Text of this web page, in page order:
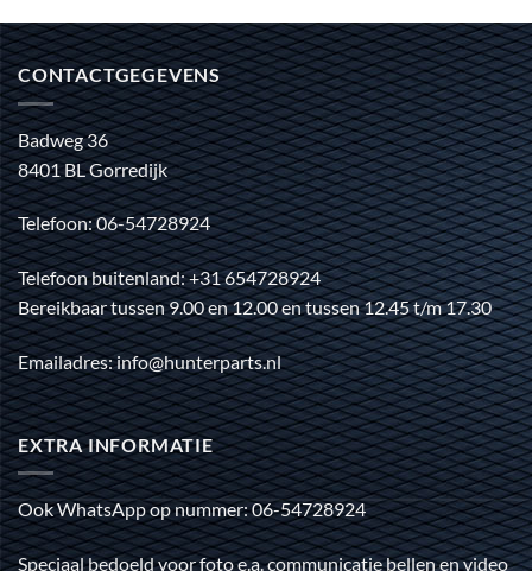
CONTACTGEGEVENS
Badweg 36
8401 BL Gorredijk
Telefoon: 06-54728924
Telefoon buitenland: +31 654728924
Bereikbaar tussen 9.00 en 12.00 en tussen 12.45 t/m 17.30
Emailadres: info@hunterparts.nl
EXTRA INFORMATIE
Ook WhatsApp op nummer: 06-54728924
Speciaal bedoeld voor foto e.a. communicatie bellen en video